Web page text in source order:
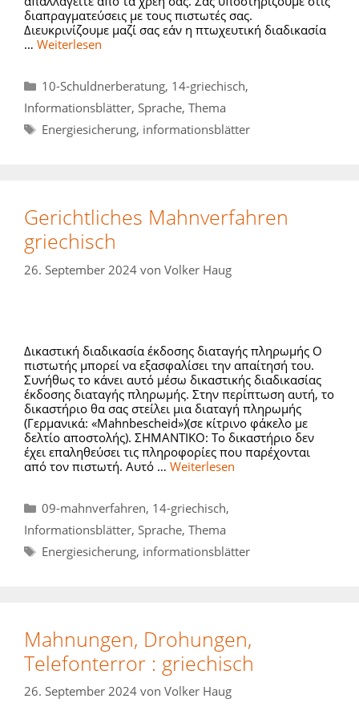
διαπραγματεύσεις με τους πιστωτές σας.
Διευκρινίζουμε μαζί σας εάν η πτωχευτική διαδικασία
… Weiterlesen
Kategorien
10-Schuldnerberatung, 14-griechisch,
Informationsblätter, Sprache, Thema
Schlagwörter
Energiesicherung, informationsblätter
Gerichtliches Mahnverfahren
griechisch
26. September 2024 von Volker Haug
Δικαστική διαδικασία έκδοσης διαταγής πληρωμής Ο
πιστωτής μπορεί να εξασφαλίσει την απαίτησή του.
Συνήθως το κάνει αυτό μέσω δικαστικής διαδικασίας
έκδοσης διαταγής πληρωμής. Στην περίπτωση αυτή, το
δικαστήριο θα σας στείλει μια διαταγή πληρωμής
(Γερμανικά: «Mahnbescheid»)(σε κίτρινο φάκελο με
δελτίο αποστολής). ΣΗΜΑΝΤΙΚΟ: Το δικαστήριο δεν
έχει επαληθεύσει τις πληροφορίες που παρέχονται
από τον πιστωτή. Αυτό … Weiterlesen
Kategorien
09-mahnverfahren, 14-griechisch,
Informationsblätter, Sprache, Thema
Schlagwörter
Energiesicherung, informationsblätter
Mahnungen, Drohungen,
Telefonterror : griechisch
26. September 2024 von Volker Haug